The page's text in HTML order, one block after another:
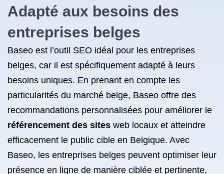
Adapté aux besoins des
entreprises belges
Baseo est l’outil SEO idéal pour les entreprises
belges, car il est spécifiquement adapté à leurs
besoins uniques. En prenant en compte les
particularités du marché belge, Baseo offre des
recommandations personnalisées pour améliorer le
référencement des sites web locaux et atteindre
efficacement le public cible en Belgique. Avec
Baseo, les entreprises belges peuvent optimiser leur
présence en ligne de manière ciblée et pertinente,